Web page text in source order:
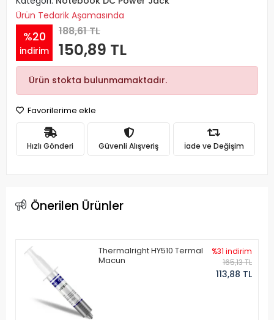
Ürün Tedarik Aşamasında
%20
indirim
188,61 TL
150,89 TL
Ürün stokta bulunmamaktadır.
Favorilerime ekle
Hızlı Gönderi Güvenli Alışveriş İade ve Değişim
Önerilen Ürünler
Thermalright HY510 Termal
Macun
%31 indirim
165,13 TL
113,88 TL